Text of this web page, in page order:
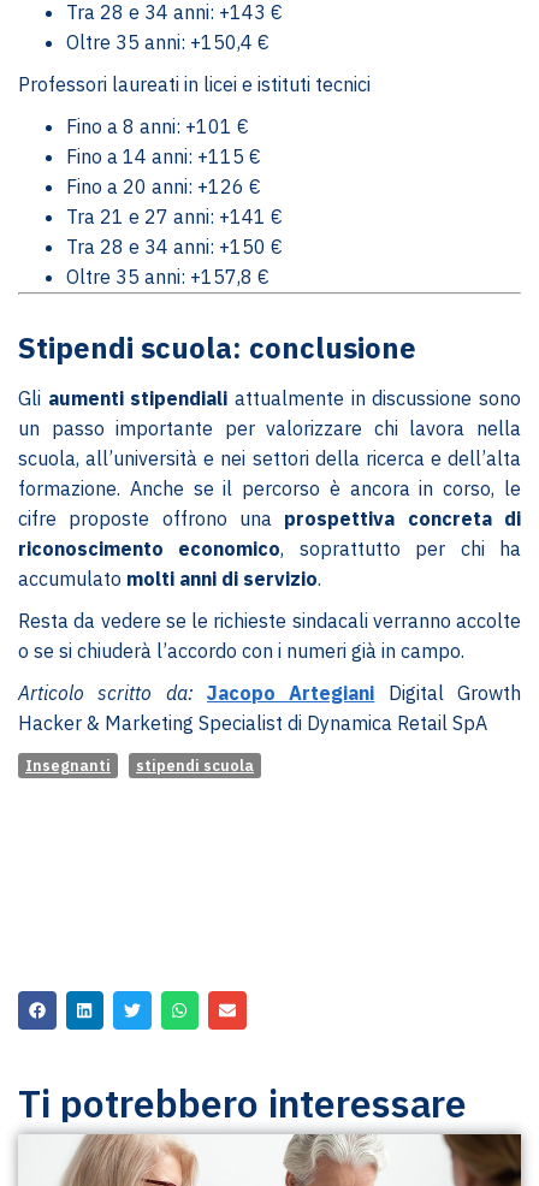
Tra 28 e 34 anni: +143 €
Oltre 35 anni: +150,4 €
Professori laureati in licei e istituti tecnici
Fino a 8 anni: +101 €
Fino a 14 anni: +115 €
Fino a 20 anni: +126 €
Tra 21 e 27 anni: +141 €
Tra 28 e 34 anni: +150 €
Oltre 35 anni: +157,8 €
Stipendi scuola: conclusione
Gli aumenti stipendiali attualmente in discussione sono
un passo importante per valorizzare chi lavora nella
scuola, all’università e nei settori della ricerca e dell’alta
formazione. Anche se il percorso è ancora in corso, le
cifre proposte offrono una prospettiva concreta di
riconoscimento economico, soprattutto per chi ha
accumulato molti anni di servizio.
Resta da vedere se le richieste sindacali verranno accolte
o se si chiuderà l’accordo con i numeri già in campo.
Articolo scritto da:
Jacopo Artegiani Digital Growth
Hacker & Marketing Specialist di Dynamica Retail SpA
Insegnanti stipendi scuola
Ti potrebbero interessare